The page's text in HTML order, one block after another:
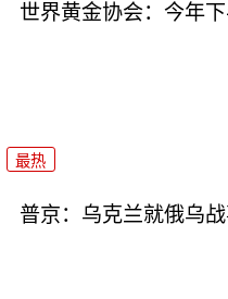
世界黄金协会：今年
最热
普京：乌克兰就俄乌